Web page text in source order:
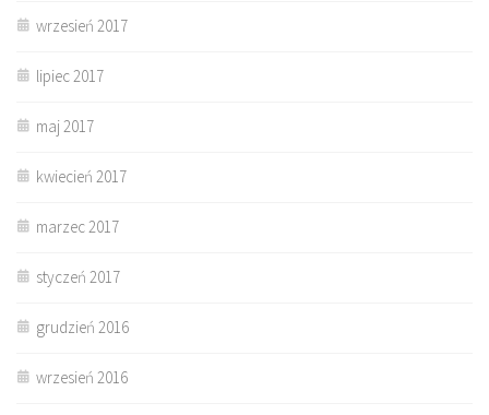
wrzesień 2017
lipiec 2017
maj 2017
kwiecień 2017
marzec 2017
styczeń 2017
grudzień 2016
wrzesień 2016